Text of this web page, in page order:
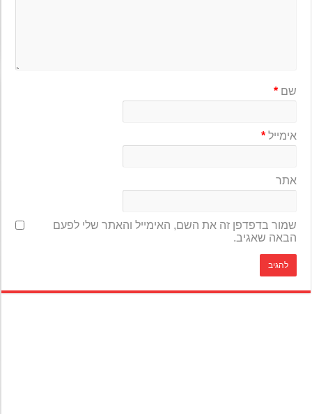
שם*
אימייל*
אתר
שמור בדפדפן זה את השם, האימייל והאתר שלי לפעם
הבאה שאגיב.